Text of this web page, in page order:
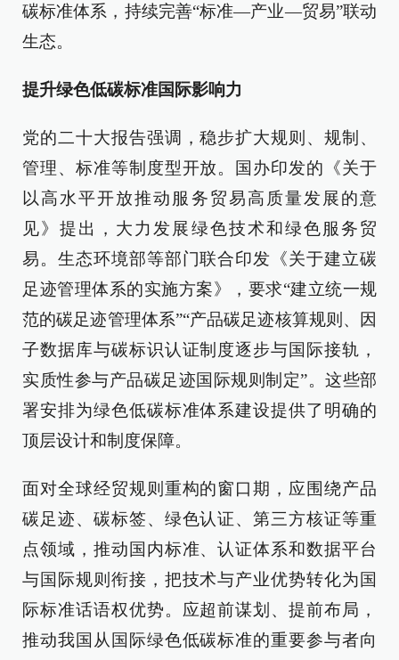
碳标准体系，持续完善“标准—产业—贸易”联动
生态。
提升绿色低碳标准国际影响力
党的二十大报告强调，稳步扩大规则、规制、
管理、标准等制度型开放。国办印发的《关于
以高水平开放推动服务贸易高质量发展的意
见》提出，大力发展绿色技术和绿色服务贸
易。生态环境部等部门联合印发《关于建立碳
足迹管理体系的实施方案》，要求“建立统一规
范的碳足迹管理体系”“产品碳足迹核算规则、因
子数据库与碳标识认证制度逐步与国际接轨，
实质性参与产品碳足迹国际规则制定”。这些部
署安排为绿色低碳标准体系建设提供了明确的
顶层设计和制度保障。
面对全球经贸规则重构的窗口期，应围绕产品
碳足迹、碳标签、绿色认证、第三方核证等重
点领域，推动国内标准、认证体系和数据平台
与国际规则衔接，把技术与产业优势转化为国
际标准话语权优势。应超前谋划、提前布局，
推动我国从国际绿色低碳标准的重要参与者向